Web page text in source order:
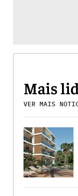
Mais
VER MAIS